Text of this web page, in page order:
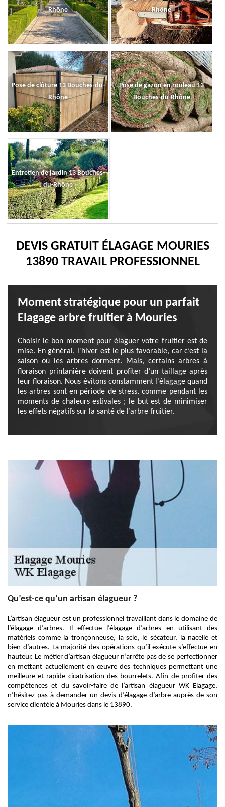
Rhône
Rhône
Pose de clôture 13 Bouches-du-
Rhône
Pose de gazon en rouleau 13
Bouches-du-Rhône
Entretien de jardin 13 Bouches-
du-Rhône
DEVIS GRATUIT ÉLAGAGE MOURIES
13890 TRAVAIL PROFESSIONNEL
Moment stratégique pour un parfait
Elagage arbre fruitier à Mouries
Choisir le bon moment pour élaguer votre fruitier est de
mise. En général, l'hiver est le plus favorable, car c’est la
saison où les arbres dorment. Mais, certains arbres à
floraison printanière doivent profiter d’un taillage après
leur floraison. Nous évitons constamment l'élagage quand
les arbres sont en période de stress, comme pendant les
moments de chaleurs estivales ; le but est de minimiser
les effets négatifs sur la santé de l’arbre fruitier.
Qu’est-ce qu’un artisan élagueur ?
L’artisan élagueur est un professionnel travaillant dans le domaine de
l’élagage d’arbres. Il effectue l’élagage d’arbres en utilisant des
matériels comme la tronçonneuse, la scie, le sécateur, la nacelle et
bien d’autres. La majorité des opérations qu’il exécute s’effectue en
hauteur. Le métier d’artisan élagueur n’arrête pas de se perfectionner
en mettant actuellement en œuvre des techniques permettant une
meilleure et rapide cicatrisation des bourrelets. Afin de profiter des
compétences et du savoir-faire de l’artisan élagueur WK Elagage,
n’hésitez pas à demander un devis d’élagage d’arbre auprès de son
service clientèle à Mouries dans le 13890.